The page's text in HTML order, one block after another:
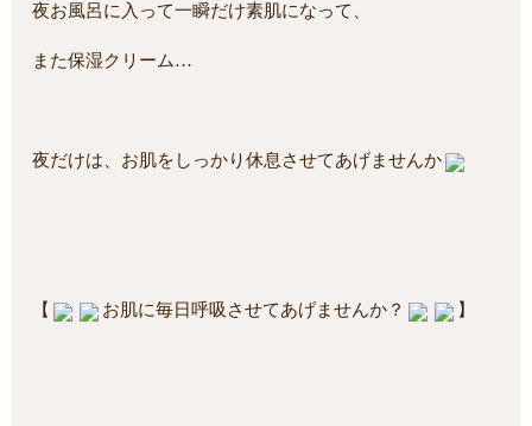
夜お風呂に入って一瞬だけ素肌になって、
また保湿クリーム…
夜だけは、お肌をしっかり休息させてあげませんか
【 お肌に毎日呼吸させてあげませんか？ 】